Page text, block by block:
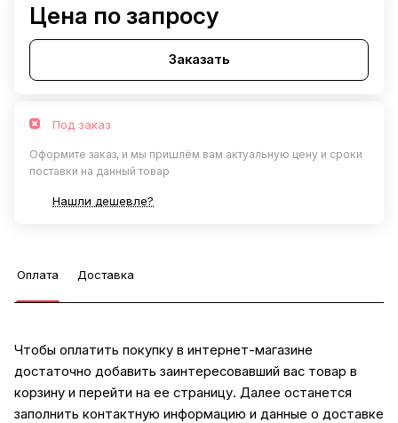
Цена по запросу
Заказать
Под заказ
Оформите заказ, и мы пришлём вам актуальную цену и сроки
поставки на данный товар
Нашли дешевле?
Оплата Доставка
Чтобы оплатить покупку в интернет-магазине
достаточно добавить заинтересовавший вас товар в
корзину и перейти на ее страницу. Далее останется
заполнить контактную информацию и данные о доставке